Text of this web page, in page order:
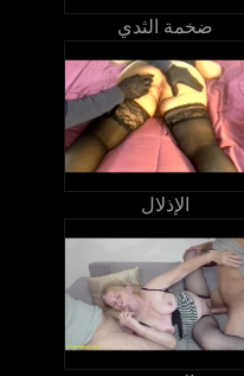
ضخمة الثدي
الإذلال